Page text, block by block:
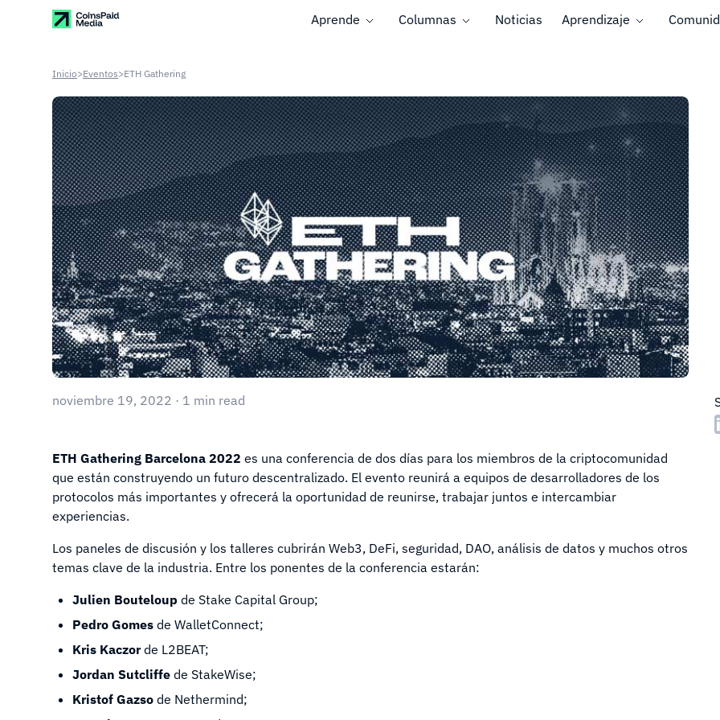
Aprende Columnas Noticias Aprendizaje
Inicio>Eventos>ETH Gathering
noviembre 19, 2022 · 1 min read
ETH Gathering Barcelona 2022 es una conferencia de dos días para los miembros de la criptocomunidad
que están construyendo un futuro descentralizado. El evento reunirá a equipos de desarrolladores de los
protocolos más importantes y ofrecerá la oportunidad de reunirse, trabajar juntos e intercambiar
experiencias.
Los paneles de discusión y los talleres cubrirán Web3, DeFi, seguridad, DAO, análisis de datos y muchos otros
temas clave de la industria. Entre los ponentes de la conferencia estarán:
Julien Bouteloup de Stake Capital Group;
Pedro Gomes de WalletConnect;
Kris Kaczorde L2BEAT;
Jordan Sutcliffe de StakeWise;
Kristof Gazso de Nethermind;